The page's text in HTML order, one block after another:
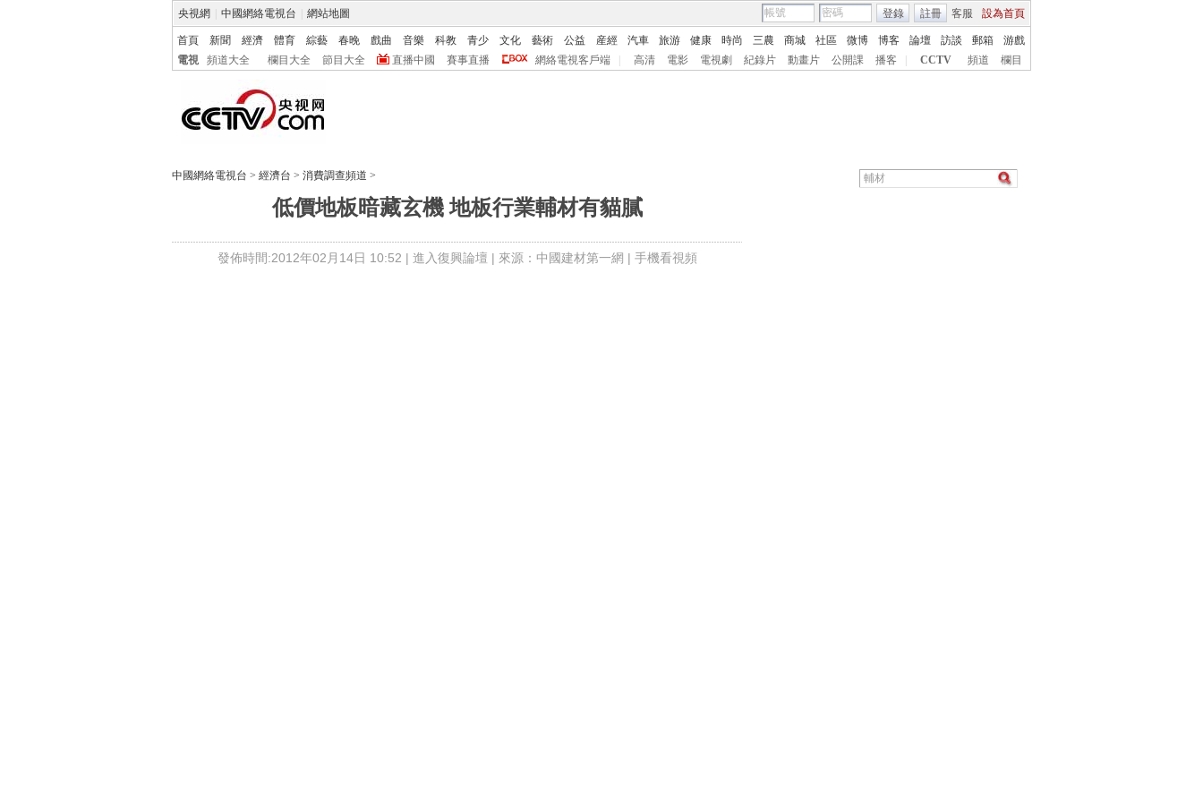
央視網 中國網絡電視台 網站地圖 客服 設為首頁
登錄 註冊
首頁 新聞 經濟 體育 綜藝 春晚 戲曲 音樂 科教 青少 文化 藝術 公益 産經 汽車 旅游 健康 時尚 三農 商城 社區 微博 博客 論壇 訪談 郵箱
游戲
電視
頻道大全 欄目大全 節目大全 直播中國 賽事直播 網絡電視客戶端 高清 電影 電視劇 紀錄片 動畫片 公開課 播客 CCTV 頻道 欄目
中國網絡電視台 > 經濟台 > 消費調查頻道 >
低價地板暗藏玄機 地板行業輔材有貓膩
發佈時間:2012年02月14日 10:52 | 進入復興論壇 | 來源：中國建材第一網 | 手機看視頻